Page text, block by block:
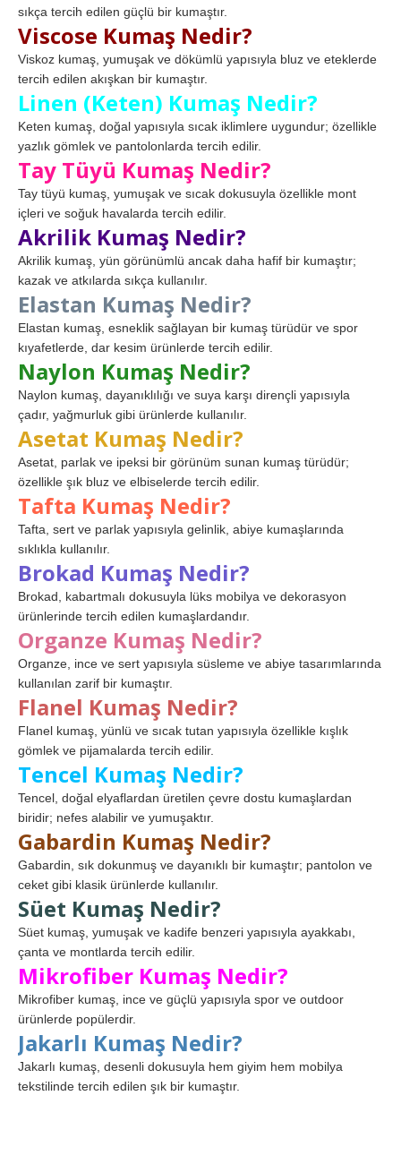
sıkça tercih edilen güçlü bir kumaştır.
Viscose Kumaş Nedir?
Viskoz kumaş, yumuşak ve dökümlü yapısıyla bluz ve eteklerde
tercih edilen akışkan bir kumaştır.
Linen (Keten) Kumaş Nedir?
Keten kumaş, doğal yapısıyla sıcak iklimlere uygundur; özellikle
yazlık gömlek ve pantolonlarda tercih edilir.
Tay Tüyü Kumaş Nedir?
Tay tüyü kumaş, yumuşak ve sıcak dokusuyla özellikle mont
içleri ve soğuk havalarda tercih edilir.
Akrilik Kumaş Nedir?
Akrilik kumaş, yün görünümlü ancak daha hafif bir kumaştır;
kazak ve atkılarda sıkça kullanılır.
Elastan Kumaş Nedir?
Elastan kumaş, esneklik sağlayan bir kumaş türüdür ve spor
kıyafetlerde, dar kesim ürünlerde tercih edilir.
Naylon Kumaş Nedir?
Naylon kumaş, dayanıklılığı ve suya karşı dirençli yapısıyla
çadır, yağmurluk gibi ürünlerde kullanılır.
Asetat Kumaş Nedir?
Asetat, parlak ve ipeksi bir görünüm sunan kumaş türüdür;
özellikle şık bluz ve elbiselerde tercih edilir.
Tafta Kumaş Nedir?
Tafta, sert ve parlak yapısıyla gelinlik, abiye kumaşlarında
sıklıkla kullanılır.
Brokad Kumaş Nedir?
Brokad, kabartmalı dokusuyla lüks mobilya ve dekorasyon
ürünlerinde tercih edilen kumaşlardandır.
Organze Kumaş Nedir?
Organze, ince ve sert yapısıyla süsleme ve abiye tasarımlarında
kullanılan zarif bir kumaştır.
Flanel Kumaş Nedir?
Flanel kumaş, yünlü ve sıcak tutan yapısıyla özellikle kışlık
gömlek ve pijamalarda tercih edilir.
Tencel Kumaş Nedir?
Tencel, doğal elyaflardan üretilen çevre dostu kumaşlardan
biridir; nefes alabilir ve yumuşaktır.
Gabardin Kumaş Nedir?
Gabardin, sık dokunmuş ve dayanıklı bir kumaştır; pantolon ve
ceket gibi klasik ürünlerde kullanılır.
Süet Kumaş Nedir?
Süet kumaş, yumuşak ve kadife benzeri yapısıyla ayakkabı,
çanta ve montlarda tercih edilir.
Mikrofiber Kumaş Nedir?
Mikrofiber kumaş, ince ve güçlü yapısıyla spor ve outdoor
ürünlerde popülerdir.
Jakarlı Kumaş Nedir?
Jakarlı kumaş, desenli dokusuyla hem giyim hem mobilya
tekstilinde tercih edilen şık bir kumaştır.